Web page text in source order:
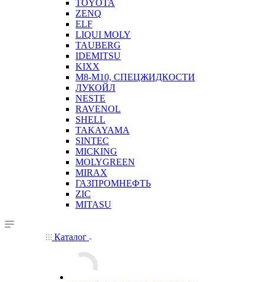
TOYOTA
ZENQ
ELF
LIQUI MOLY
TAUBERG
IDEMITSU
KIXX
М8-М10, СПЕЦЖИДКОСТИ
ЛУКОЙЛ
NESTE
RAVENOL
SHELL
TAKAYAMA
SINTEC
MICKING
MOLYGREEN
MIRAX
ГАЗПРОМНЕФТЬ
ZIC
MITASU
Каталог